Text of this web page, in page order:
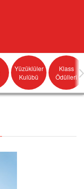
Yüzüklüler
Kulübü
Klass
Ödülleri